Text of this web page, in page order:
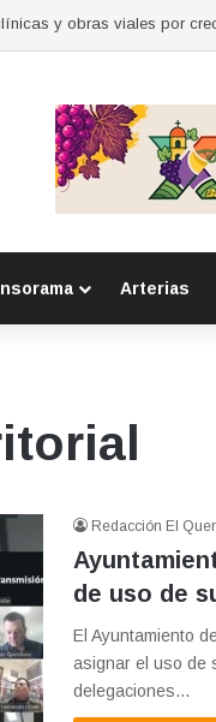
y obras viales por
Arterias
Redacción El
de uso de
El Ayuntamiento
asignar el uso de
delegaciones…